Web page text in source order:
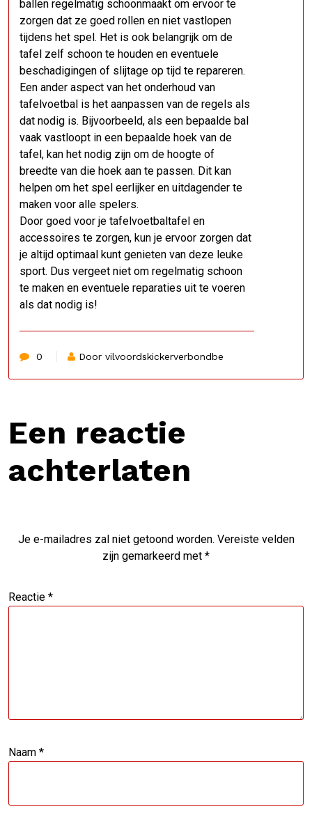
ballen regelmatig schoonmaakt om ervoor te
zorgen dat ze goed rollen en niet vastlopen
tijdens het spel. Het is ook belangrijk om de
tafel zelf schoon te houden en eventuele
beschadigingen of slijtage op tijd te repareren.
Een ander aspect van het onderhoud van
tafelvoetbal is het aanpassen van de regels als
dat nodig is. Bijvoorbeeld, als een bepaalde bal
vaak vastloopt in een bepaalde hoek van de
tafel, kan het nodig zijn om de hoogte of
breedte van die hoek aan te passen. Dit kan
helpen om het spel eerlijker en uitdagender te
maken voor alle spelers.
Door goed voor je tafelvoetbaltafel en
accessoires te zorgen, kun je ervoor zorgen dat
je altijd optimaal kunt genieten van deze leuke
sport. Dus vergeet niet om regelmatig schoon
te maken en eventuele reparaties uit te voeren
als dat nodig is!
0 Door vilvoordskickerverbondbe
Een reactie
achterlaten
Je e-mailadres zal niet getoond worden. Vereiste velden
zijn gemarkeerd met *
Reactie *
Naam *